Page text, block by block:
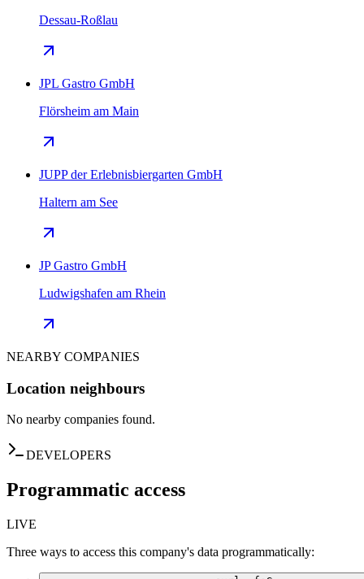
Dessau-Roßlau
JPL Gastro GmbH
Flörsheim am Main
JUPP der Erlebnisbiergarten GmbH
Haltern am See
JP Gastro GmbH
Ludwigshafen am Rhein
NEARBY COMPANIES
Location neighbours
No nearby companies found.
DEVELOPERS
Programmatic access
LIVE
Three ways to access this company's data programmatically: